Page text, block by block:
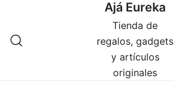
contenido
Ajá Eureka
Tienda de
regalos, gadgets
y artículos
originales